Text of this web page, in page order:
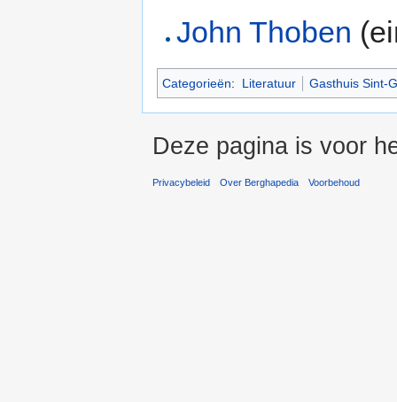
John Thoben
Categorieën: Literatuur Gasthuis Sint-
Deze pagina is voor
Privacybeleid Over Berghapedia Voorbehoud